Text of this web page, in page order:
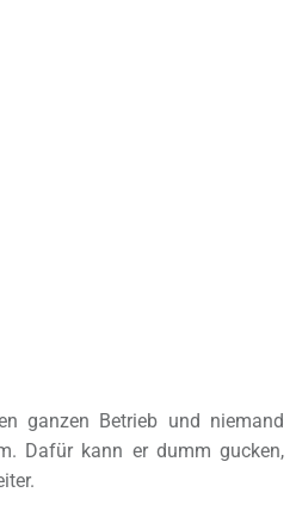
ganzen Betrieb und niemand
Dafür kann er dumm gucken,